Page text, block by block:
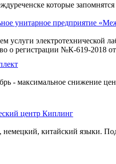
которые
унитарное предприятие
услуги электротехнической
о регистрации №К-619-2018 от
- максимальное снижение
центр Киплинг
немецкий, китайский языки.